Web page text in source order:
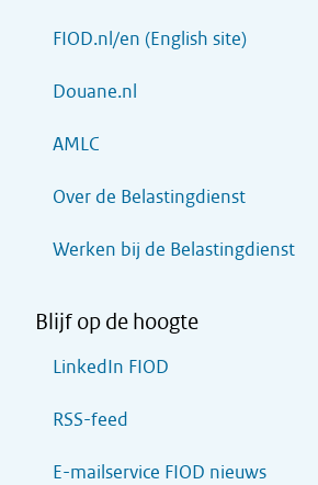
FIOD.nl/en (English site)
Douane.nl
AMLC
Over de Belastingdienst
Werken bij de Belastingdienst
Blijf op de hoogte
LinkedIn FIOD
RSS-feed
E-mailservice FIOD nieuws